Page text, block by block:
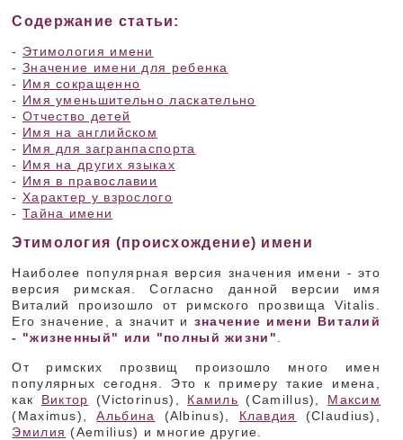
Содержание статьи:
- Этимология имени
- Значение имени для ребенка
- Имя сокращенно
- Имя уменьшительно ласкательно
- Отчество детей
- Имя на английском
- Имя для загранпаспорта
- Имя на других языках
- Имя в православии
- Характер у взрослого
- Тайна имени
Этимология (происхождение) имени
Наиболее популярная версия значения имени - это
версия римская. Согласно данной версии имя
Виталий произошло от римского прозвища Vitalis.
Его значение, а значит и значение имени Виталий
- "жизненный" или "полный жизни"
От римских прозвищ произошло много имен
популярных сегодня. Это к примеру такие имена,
как Виктор (Victorinus), Камиль (Camillus), Максим
(Maximus),Альбина (Albinus), Клавдия
(Claudius),
Эмилия (Aemilius) и многие другие.